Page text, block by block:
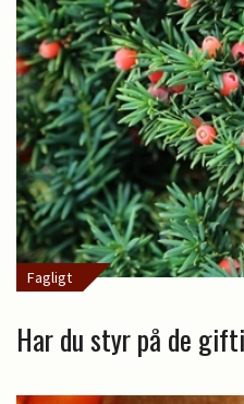
Fagligt
Har du styr på de